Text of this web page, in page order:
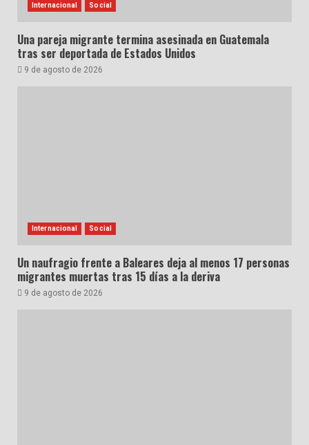
Internacional Social
Una pareja migrante termina asesinada en Guatemala
tras ser deportada de Estados Unidos
9 de agosto de 2026
Internacional Social
Un naufragio frente a Baleares deja al menos 17 personas
migrantes muertas tras 15 días a la deriva
9 de agosto de 2026